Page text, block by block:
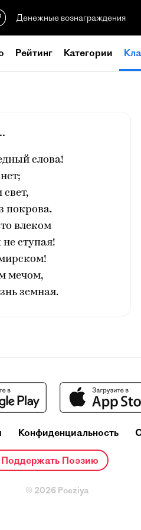
Денежные вознаграждения
Рейтинг Категории
слова!
свет,
покрова.
влеком
ступая!
мечом,
земная.
Конфиденциальность
Поддержать Поэзию
© 2026 Poeziya